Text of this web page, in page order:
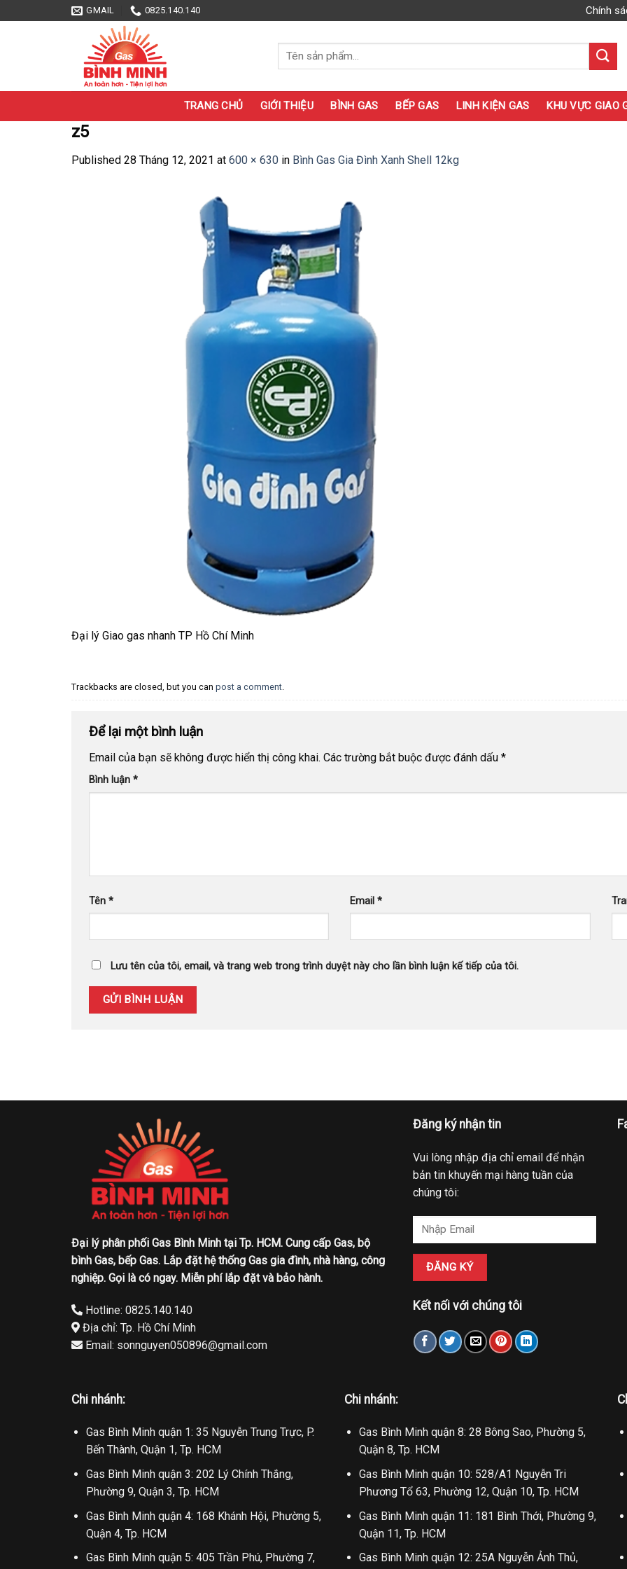
to
GMAIL 0825.140.140 Chính
Tìm
kiếm:
TRANG CHỦ GIỚI THIỆU BÌNH GAS BẾP GAS LINH KIỆN GAS KHU VỰC GIAO
z5
Published 28 Tháng 12, 2021 at 600 × 630 in Bình Gas Gia Đình Xanh Shell 12kg
Đại lý Giao gas nhanh TP Hồ Chí Minh
Trackbacks are closed, but you can post a comment.
Để lại một bình luận
Email của bạn sẽ không được hiển thị công khai. Các trường bắt buộc được đánh dấu *
Bình luận *
Tên * Email*
Lưu tên của tôi, email, và trang web trong trình duyệt này cho lần bình luận kế tiếp của tôi.
Đại lý phân phối Gas Bình Minh tại Tp. HCM. Cung cấp Gas, bộ
bình Gas, bếp Gas. Lắp đặt hệ thống Gas gia đình, nhà hàng, công
nghiệp. Gọi là có ngay. Miễn phí lắp đặt và bảo hành.
Hotline: 0825.140.140
Địa chỉ: Tp. Hồ Chí Minh
Email: sonnguyen050896@gmail.com
Đăng ký nhận tin
Vui lòng nhập địa chỉ email để nhận
bản tin khuyến mại hàng tuần của
chúng tôi:
Kết nối với chúng tôi
Chi nhánh:
Gas Bình Minh quận 1: 35 Nguyễn Trung Trực, P.
Bến Thành, Quận 1, Tp. HCM
Gas Bình Minh quận 3: 202 Lý Chính Thắng,
Phường 9, Quận 3, Tp. HCM
Gas Bình Minh quận 4: 168 Khánh Hội, Phường 5,
Quận 4, Tp. HCM
Gas Bình Minh quận 5: 405 Trần Phú, Phường 7,
Chi nhánh:
Gas Bình Minh quận 8: 28 Bông Sao, Phường 5,
Quận 8, Tp. HCM
Gas Bình Minh quận 10: 528/A1 Nguyễn Tri
Phương Tổ 63, Phường 12, Quận 10, Tp. HCM
Gas Bình Minh quận 11: 181 Bình Thới, Phường 9,
Quận 11, Tp. HCM
Gas Bình Minh quận 12: 25A Nguyễn Ảnh Thủ,